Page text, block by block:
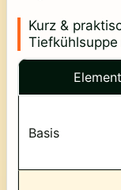
Kurz &
Element
Basis